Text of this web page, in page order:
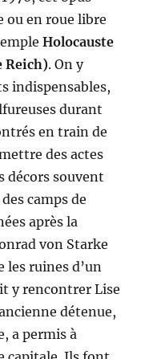
ou en roue libre
Holocauste
Reich). On y
indispensables,
durant
en train de
des actes
décors souvent
camps de
après la
von Starke
ruines d’un
y rencontrer Lise
détenue,
a permis à